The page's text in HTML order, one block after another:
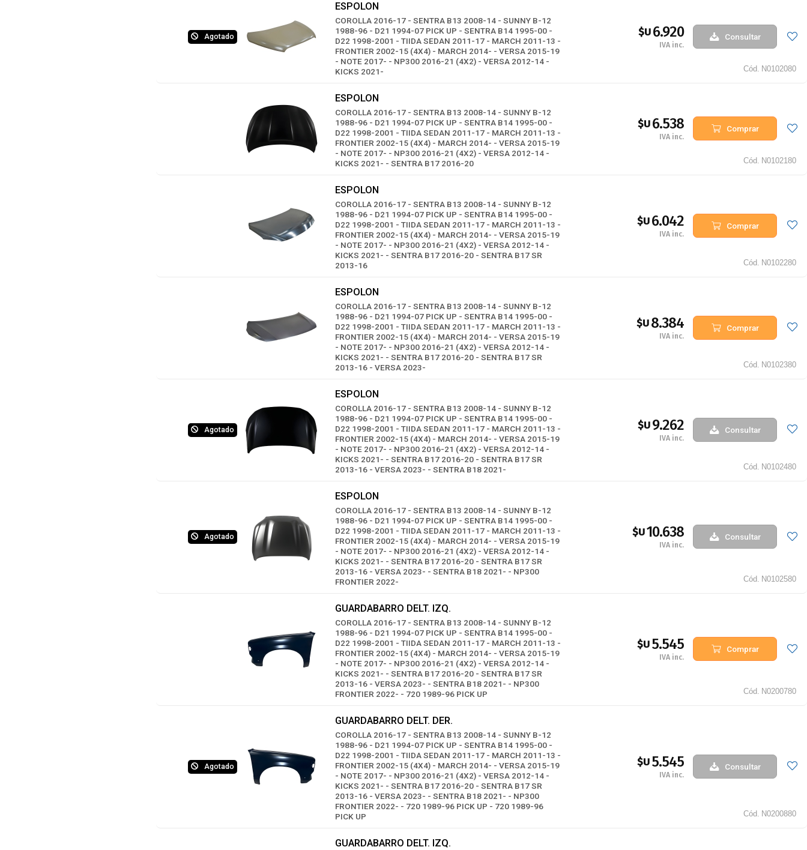
Agotado
ESPOLON
COROLLA 2016-17 - SENTRA B13 2008-14 - SUNNY B-12
1988-96 - D21 1994-07 PICK UP - SENTRA B14 1995-00 -
D22 1998-2001 - TIIDA SEDAN 2011-17 - MARCH 2011-13 -
FRONTIER 2002-15 (4X4) - MARCH 2014- - VERSA 2015-19
- NOTE 2017- - NP300 2016-21 (4X2) - VERSA 2012-14 -
KICKS 2021-
$U6.920
IVA inc.
Consultar
Cód. N0102080
ESPOLON
COROLLA 2016-17 - SENTRA B13 2008-14 - SUNNY B-12
1988-96 - D21 1994-07 PICK UP - SENTRA B14 1995-00 -
D22 1998-2001 - TIIDA SEDAN 2011-17 - MARCH 2011-13 -
FRONTIER 2002-15 (4X4) - MARCH 2014- - VERSA 2015-19
- NOTE 2017- - NP300 2016-21 (4X2) - VERSA 2012-14 -
KICKS 2021- - SENTRA B17 2016-20
$U6.538
IVA inc.
Comprar
Cód. N0102180
ESPOLON
COROLLA 2016-17 - SENTRA B13 2008-14 - SUNNY B-12
1988-96 - D21 1994-07 PICK UP - SENTRA B14 1995-00 -
D22 1998-2001 - TIIDA SEDAN 2011-17 - MARCH 2011-13 -
FRONTIER 2002-15 (4X4) - MARCH 2014- - VERSA 2015-19
- NOTE 2017- - NP300 2016-21 (4X2) - VERSA 2012-14 -
KICKS 2021- - SENTRA B17 2016-20 - SENTRA B17 SR
2013-16
$U6.042
IVA inc.
Comprar
Cód. N0102280
ESPOLON
COROLLA 2016-17 - SENTRA B13 2008-14 - SUNNY B-12
1988-96 - D21 1994-07 PICK UP - SENTRA B14 1995-00 -
D22 1998-2001 - TIIDA SEDAN 2011-17 - MARCH 2011-13 -
FRONTIER 2002-15 (4X4) - MARCH 2014- - VERSA 2015-19
- NOTE 2017- - NP300 2016-21 (4X2) - VERSA 2012-14 -
KICKS 2021- - SENTRA B17 2016-20 - SENTRA B17 SR
2013-16 - VERSA 2023-
$U8.384
IVA inc.
Comprar
Cód. N0102380
Agotado
ESPOLON
COROLLA 2016-17 - SENTRA B13 2008-14 - SUNNY B-12
1988-96 - D21 1994-07 PICK UP - SENTRA B14 1995-00 -
D22 1998-2001 - TIIDA SEDAN 2011-17 - MARCH 2011-13 -
FRONTIER 2002-15 (4X4) - MARCH 2014- - VERSA 2015-19
- NOTE 2017- - NP300 2016-21 (4X2) - VERSA 2012-14 -
KICKS 2021- - SENTRA B17 2016-20 - SENTRA B17 SR
2013-16 - VERSA 2023- - SENTRA B18 2021-
$U9.262
IVA inc.
Consultar
Cód. N0102480
Agotado
ESPOLON
COROLLA 2016-17 - SENTRA B13 2008-14 - SUNNY B-12
1988-96 - D21 1994-07 PICK UP - SENTRA B14 1995-00 -
D22 1998-2001 - TIIDA SEDAN 2011-17 - MARCH 2011-13 -
FRONTIER 2002-15 (4X4) - MARCH 2014- - VERSA 2015-19
- NOTE 2017- - NP300 2016-21 (4X2) - VERSA 2012-14 -
KICKS 2021- - SENTRA B17 2016-20 - SENTRA B17 SR
2013-16 - VERSA 2023- - SENTRA B18 2021- - NP300
FRONTIER 2022-
$U10.638
IVA inc.
Consultar
Cód. N0102580
GUARDABARRO DELT. IZQ.
COROLLA 2016-17 - SENTRA B13 2008-14 - SUNNY B-12
1988-96 - D21 1994-07 PICK UP - SENTRA B14 1995-00 -
D22 1998-2001 - TIIDA SEDAN 2011-17 - MARCH 2011-13 -
FRONTIER 2002-15 (4X4) - MARCH 2014- - VERSA 2015-19
- NOTE 2017- - NP300 2016-21 (4X2) - VERSA 2012-14 -
KICKS 2021- - SENTRA B17 2016-20 - SENTRA B17 SR
2013-16 - VERSA 2023- - SENTRA B18 2021- - NP300
FRONTIER 2022- - 720 1989-96 PICK UP
$U5.545
IVA inc.
Comprar
Cód. N0200780
Agotado
GUARDABARRO DELT. DER.
COROLLA 2016-17 - SENTRA B13 2008-14 - SUNNY B-12
1988-96 - D21 1994-07 PICK UP - SENTRA B14 1995-00 -
D22 1998-2001 - TIIDA SEDAN 2011-17 - MARCH 2011-13 -
FRONTIER 2002-15 (4X4) - MARCH 2014- - VERSA 2015-19
- NOTE 2017- - NP300 2016-21 (4X2) - VERSA 2012-14 -
KICKS 2021- - SENTRA B17 2016-20 - SENTRA B17 SR
2013-16 - VERSA 2023- - SENTRA B18 2021- - NP300
FRONTIER 2022- - 720 1989-96 PICK UP - 720 1989-96
PICK UP
$U5.545
IVA inc.
Consultar
Cód. N0200880
GUARDABARRO DELT. IZQ.